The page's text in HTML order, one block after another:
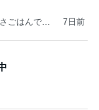
ごはんで整
7日前